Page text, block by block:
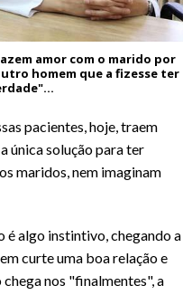
amor com o marido por
homem que a fizesse ter
pacientes, hoje, traem
única solução para ter
maridos, nem imaginam
é algo instintivo, chegando a
curte uma boa relação e
nos "finalmentes", a